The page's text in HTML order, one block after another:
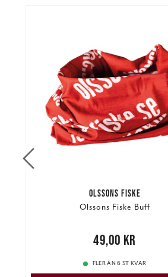
OLSSONS FISKE
Olssons Fiske Buff
49,00 kr49,00 kr
FLER ÄN 6 ST KVAR